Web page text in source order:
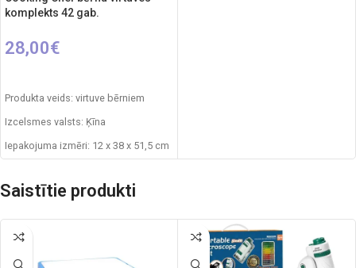
komplekts 42 gab.
28,00€
Produkta veids: virtuve bērniem
Izcelsmes valsts: Ķīna
Iepakojuma izmēri: 12 x 38 x 51,5 cm
Ieteicamais vecums: no 3 gadiem
Elementi: 3 x AA (nav iekļauti)
Saistītie produkti